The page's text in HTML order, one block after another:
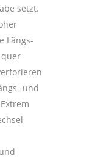
setzt.
Längs-
und